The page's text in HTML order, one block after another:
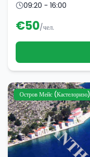
09:20 - 16:00
€50/чел.
Остров Мейс (Кастелоризо)